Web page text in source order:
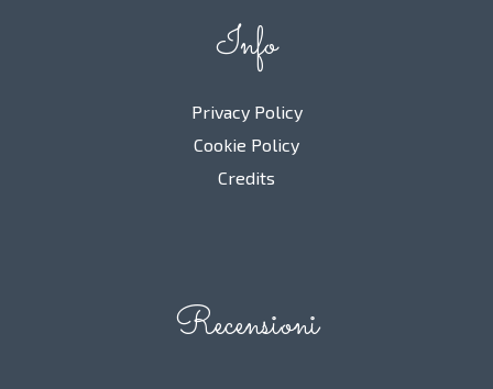
Info
Privacy Policy
Cookie Policy
Credits
Recensioni